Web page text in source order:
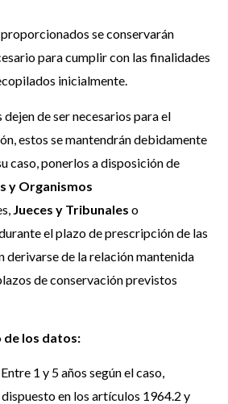
se conservarán
para cumplir con las finalidades
inicialmente.
de ser necesarios para el
estos se mantendrán debidamente
caso, ponerlos a disposición de
y Organismos
Jueces y Tribunales o
durante el plazo de prescripción de las
derivarse de la relación mantenida
de conservación previstos
de los datos:
Entre 1 y 5 años según el caso,
en los artículos 1964.2 y